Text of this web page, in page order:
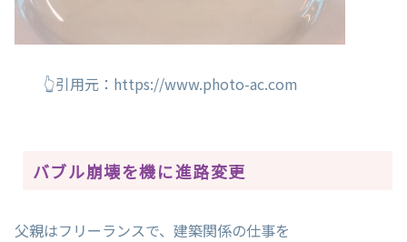
👆引用元：https://www.photo-ac.com
バブル崩壊を機に進路変更
父親はフリーランスで、建築関係の仕事を